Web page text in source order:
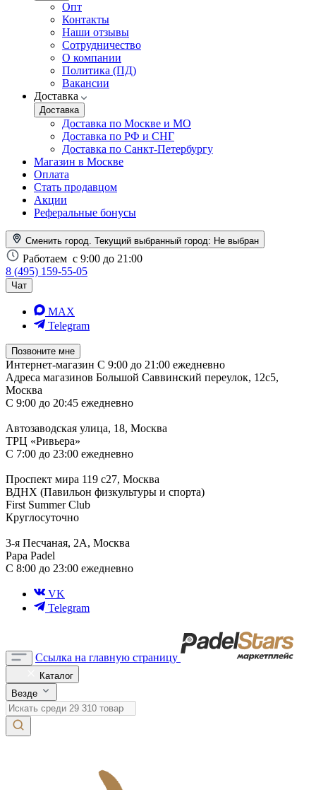
Опт
Контакты
Наши отзывы
Сотрудничество
О компании
Политика (ПД)
Вакансии
Доставка
Доставка
Доставка по Москве и МО
Доставка по РФ и СНГ
Доставка по Санкт-Петербургу
Магазин в Москве
Оплата
Стать продавцом
Акции
Реферальные бонусы
Сменить город. Текущий выбранный город: Не выбран
Работаем с 9:00 до 21:00
8 (495) 159-55-05
Чат
MAX
Telegram
Позвоните мне
Интернет-магазин С 9:00 до 21:00 ежедневно
Адреса магазинов Большой Саввинский переулок, 12с5,
Москва
С 9:00 до 20:45 ежедневно
Автозаводская улица, 18, Москва
ТРЦ «Ривьера»
С 7:00 до 23:00 ежедневно
Проспект мира 119 с27, Москва
ВДНХ (Павильон физкультуры и спорта)
First Summer Club
Круглосуточно
3-я Песчаная, 2А, Москва
Papa Padel
С 8:00 до 23:00 ежедневно
VK
Telegram
Ссылка на главную страницу
Каталог
Везде